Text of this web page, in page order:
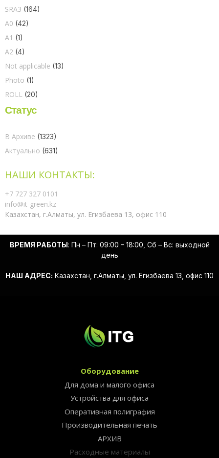
SRA3 (164)
A0 (42)
A1 (1)
A2 (4)
Not applicable (13)
Photo (1)
ROLL (20)
Статус
В Архиве (1323)
Актуально (631)
НАШИ КОНТАКТЫ:
+7 727 327 0101
info@it-green.kz
Казахстан, г.Алматы, ул. Егизбаева 13, офис 110
ВРЕМЯ РАБОТЫ: Пн – Пт: 09:00 – 18:00, Сб – Вс: выходной
день
НАШ АДРЕС: Казахстан, г.Алматы, ул. Егизбаева 13, офис 110
Оборудование
Для дома и малого офиса
Устройства для офиса
Оперативная полиграфия
Производительная печать
АРХИВ
Расходные материалы